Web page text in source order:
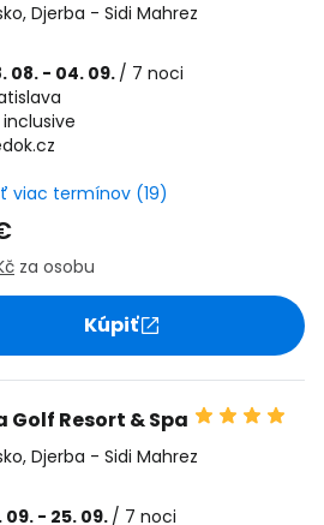
, Djerba - Sidi Mahrez
08. - 04. 09./ 7 noci
inclusive
viac termínov (19)
za osobu
Kúpiť
Golf Resort & Spa
, Djerba - Sidi Mahrez
09. - 25. 09. / 7 noci